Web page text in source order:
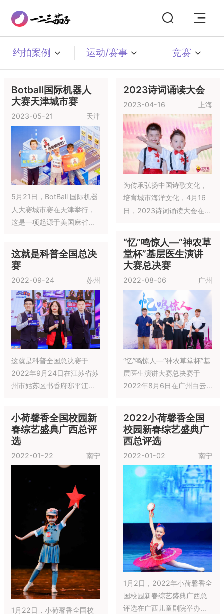
约拍案例 运动/赛事 竞赛
Botball国际机器人
大赛天津城市赛
2023-05-21 天津
5月21日，BotBall 国际机器
人大赛城市赛在天津举行，
这是一项起源于美国麻省理
动。它最初作为本科学生的
课程及竞赛活动出现(6.270
课程),受到了 MIT 学生的普
遍认同和欢迎。
这就是科普全国总决
赛
2022-09-24 苏州
这就是科普全国总决赛于
2022年9月24日在江苏省苏
州市姑苏区书香府邸平江府
小荷馨香全国校园新
春综艺盛典广西总评
选
2022-01-22 南宁
1月22日，小荷馨香全国校
2023诗词诵读大会
2023-04-16 上海
为传承弘扬中国诗歌文化，
培育城市海洋文化，4月16
日，2023诗词诵读大会在上
“忆”鸣惊人—“神农草
堂杯”基层医生演讲
大赛总决赛
2022-08-06 广州
“忆”鸣惊人—“神农草堂杯”基
层医生演讲大赛总决赛于
2022年8月6日在广州白云
2022小荷馨香全国
校园新春综艺盛典广
西总评选
2022-01-02 南宁
1月2日，2022年小荷馨香全
国校园新春综艺盛典广西总
评选在广西儿童剧院举办并